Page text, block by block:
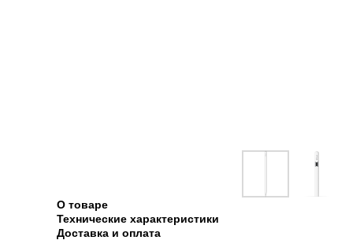
О товаре
Технические характеристики
Доставка и оплата